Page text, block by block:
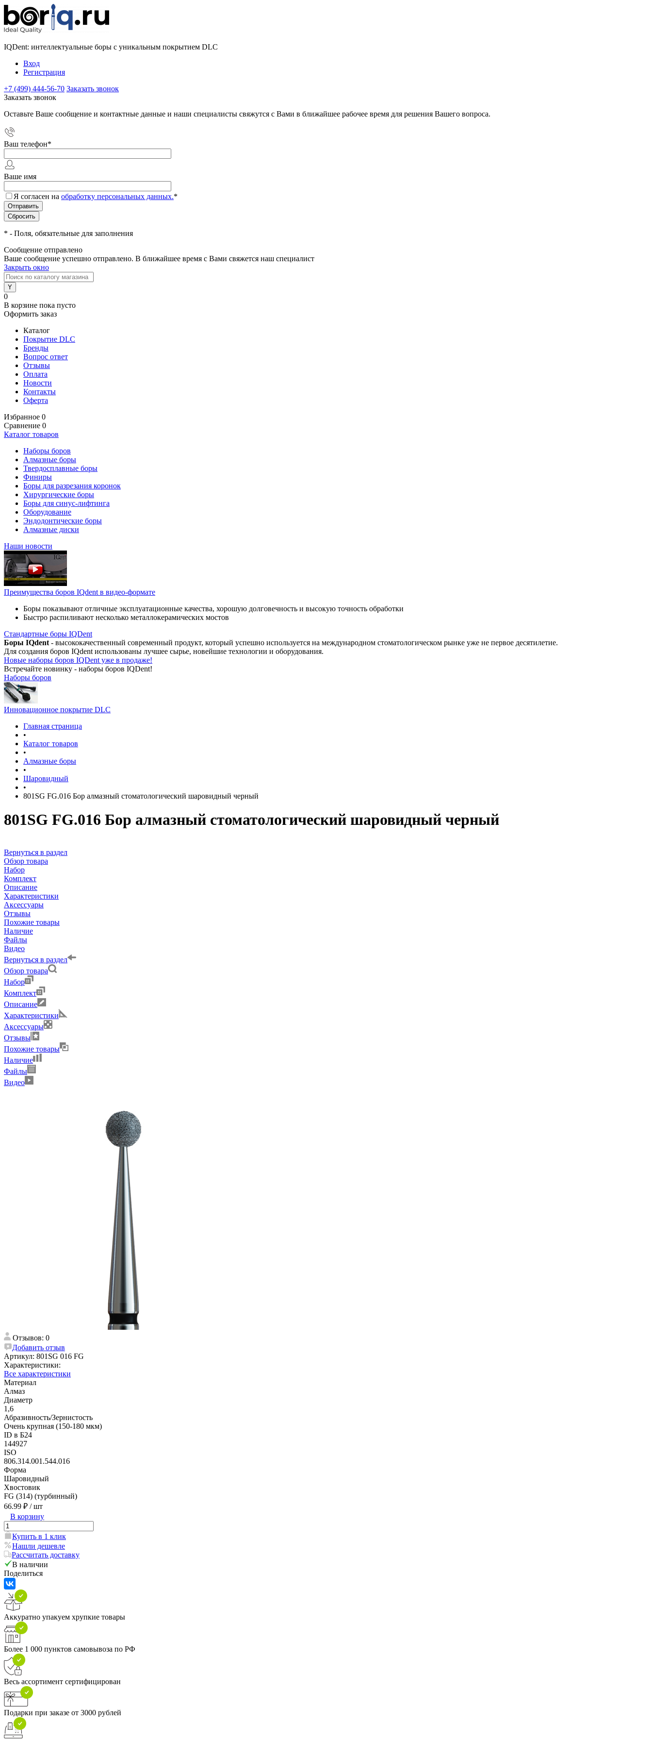
IQDent: интеллектуальные боры с уникальным покрытием DLC
Вход
Регистрация
+7 (499) 444-56-70 Заказать звонок
Заказать звонок
Оставьте Ваше сообщение и контактные данные и наши специалисты свяжутся с Вами в ближайшее рабочее время для решения Вашего вопроса.
Ваш телефон*
Ваше имя
Я согласен на обработку персональных данных.*
* - Поля, обязательные для заполнения
Сообщение отправлено
Ваше сообщение успешно отправлено. В ближайшее время с Вами свяжется наш специалист
Закрыть окно
0
В корзине пока пусто
Оформить заказ
Каталог
Покрытие DLC
Бренды
Вопрос ответ
Отзывы
Оплата
Новости
Контакты
Оферта
Избранное 0
Сравнение 0
Каталог товаров
Наборы боров
Алмазные боры
Твердосплавные боры
Финиры
Боры для разрезания коронок
Хирургические боры
Боры для синус-лифтинга
Оборудование
Эндодонтические боры
Алмазные диски
Наши новости
Преимущества боров IQdent в видео-формате
Боры показывают отличные эксплуатационные качества, хорошую долговечность и высокую точность обработки
Быстро распиливают несколько металлокерамических мостов
Стандартные боры IQDent
Боры IQdent - высококачественный современный продукт, который успешно используется на международном стоматологическом рынке уже не первое десятилетие.
Для создания боров IQdent использованы лучшее сырье, новейшие технологии и оборудования.
Новые наборы боров IQDent уже в продаже!
Встречайте новинку - наборы боров IQDent!
Наборы боров
Инновационное покрытие DLC
Главная страница
•
Каталог товаров
•
Алмазные боры
•
Шаровидный
•
801SG FG.016 Бор алмазный стоматологический шаровидный черный
801SG FG.016 Бор алмазный стоматологический шаровидный черный
Вернуться в раздел
Обзор товара
Набор
Комплект
Описание
Характеристики
Аксессуары
Отзывы
Похожие товары
Наличие
Файлы
Видео
Вернуться в раздел
Обзор товара
Набор
Комплект
Описание
Характеристики
Аксессуары
Отзывы
Похожие товары
Наличие
Файлы
Видео
Отзывов: 0
Добавить отзыв
Артикул: 801SG 016 FG
Характеристики:
Все характеристики
Материал
Алмаз
Диаметр
1,6
Абразивность/Зернистость
Очень крупная (150-180 мкм)
ID в Б24
144927
ISO
806.314.001.544.016
Форма
Шаровидный
Хвостовик
FG (314) (турбинный)
66.99 ₽ / шт
В корзину
Купить в 1 клик
Нашли дешевле
Рассчитать доставку
В наличии
Поделиться
Аккуратно упакуем хрупкие товары
Более 1 000 пунктов самовывоза по РФ
Весь ассортимент сертифицирован
Подарки при заказе от 3000 рублей